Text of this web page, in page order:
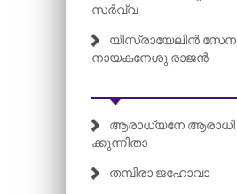
സർവ്വ
യിസ്രായേലിൻ സേന
നായകനേശു രാജൻ
ആരാധ്യനേ ആരാധി
ക്കുന്നിതാ
തമ്പിരാ ജഹോവാ